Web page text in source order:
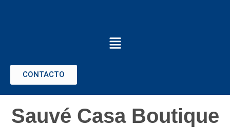
CONTACTO
Sauvé Casa Boutique